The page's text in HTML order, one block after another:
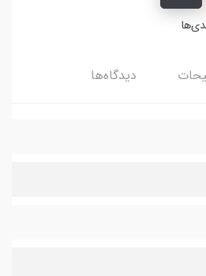
دیدگاه‌ها